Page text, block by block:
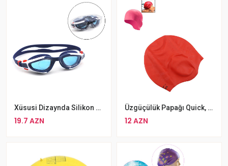
Xüsusi Dizaynda Silikon Aspo Üzgüçülük Eynəyi
19.7 AZN
Üzgüçülük Papağı Quick, Qulaqlı, Qırmızı
12 AZN